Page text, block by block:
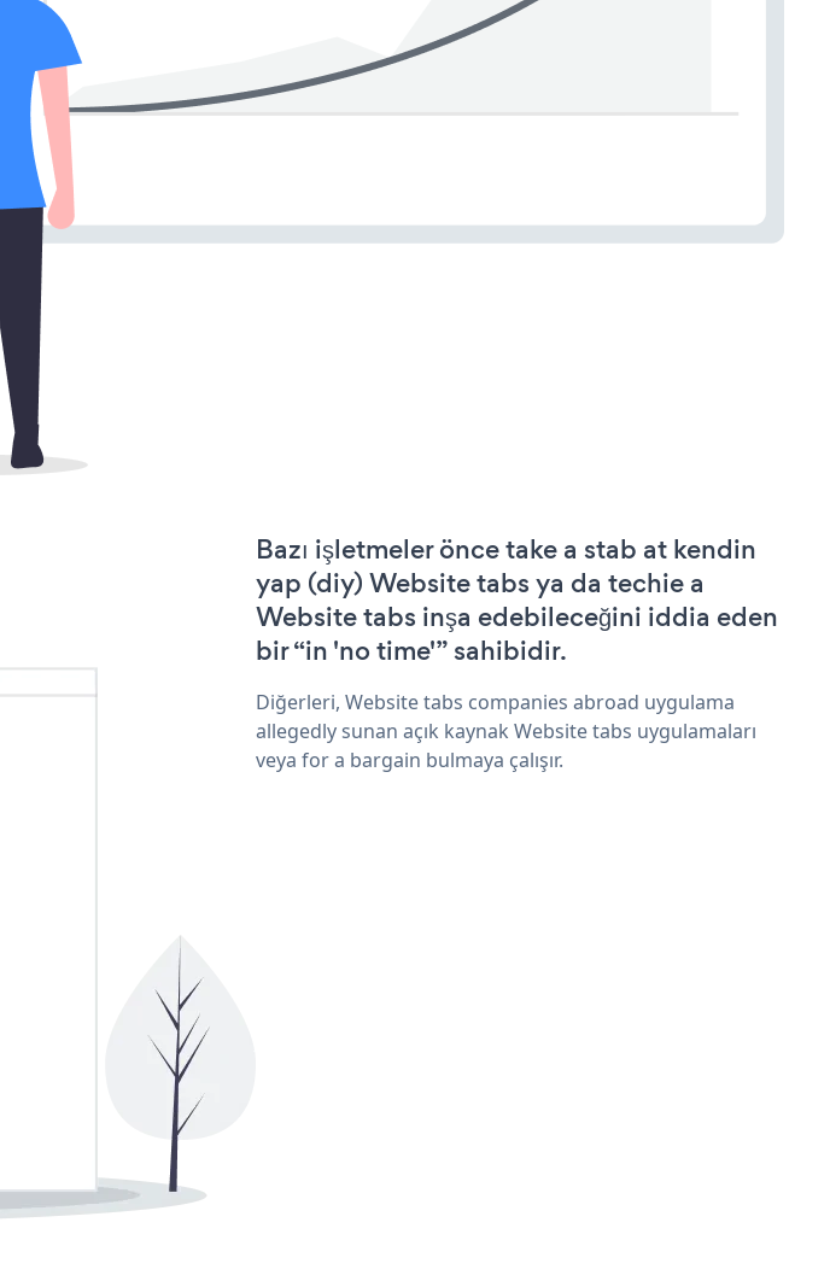
Bazı işletmeler önce take a stab at kendin
yap (diy) Website tabs ya da techie a
Website tabs inşa edebileceğini iddia eden
bir “in 'no time'” sahibidir.
Diğerleri, Website tabs companies abroad uygulama
allegedly sunan açık kaynak Website tabs uygulamaları
veya for a bargain bulmaya çalışır.